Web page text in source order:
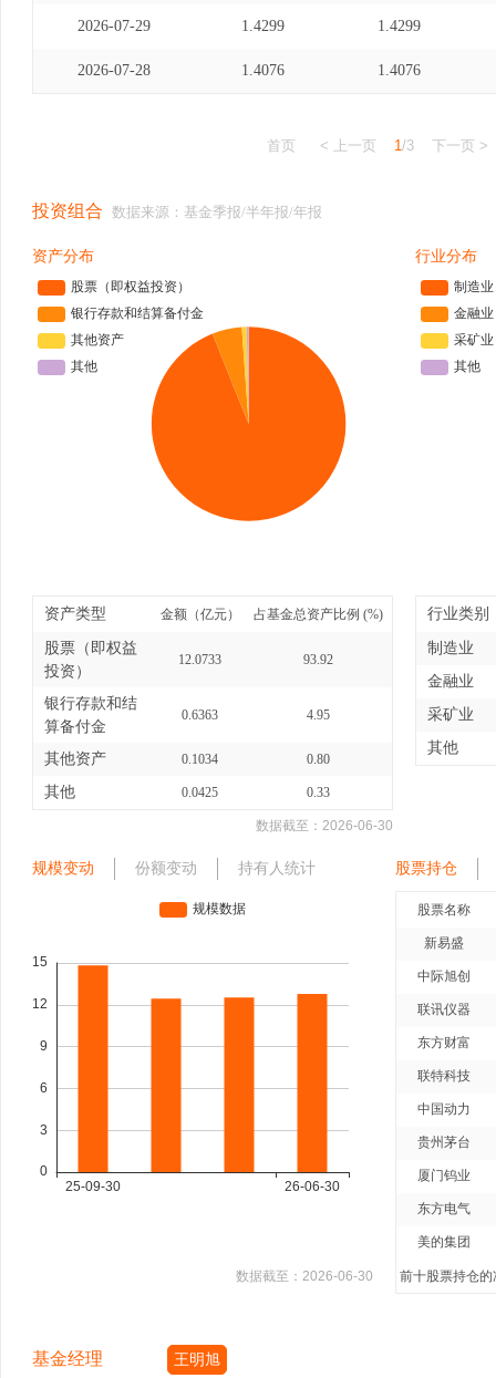
2026-07-29 1.4299 1.4299
2026-07-28 1.4076 1.4076
首页 < 上一页 1/3 下一页 >
投资组合 数据来源：基金季报/半年报/年报
资产分布
资产类型 金额（亿元） 占基金总资产比例 (%)
股票（即权益
投资）
12.0733 93.92
银行存款和结
算备付金
0.6363 4.95
其他资产 0.1034 0.80
其他 0.0425 0.33
数据截至： 2026-06-30
行业分布
行业类别
制造业
金融业
采矿业
其他
规模变动 份额变动 持有人统计
数据截至： 2026-06-30
股票持仓
股票名称
新易盛
中际旭创
联讯仪器
东方财富
联特科技
中国动力
贵州茅台
厦门钨业
东方电气
美的集团
前十股票持仓的
基金经理 王明旭